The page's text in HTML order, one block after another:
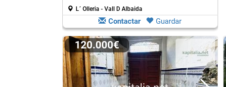
L´ Olleria - Vall D Albaida
Contactar Guardar
120.000€